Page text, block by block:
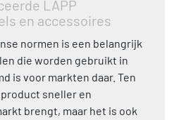
LAPP
en accessoires
normen is een belangrijk
die worden gebruikt in
is voor markten daar. Ten
sneller en
brengt, maar het is ook